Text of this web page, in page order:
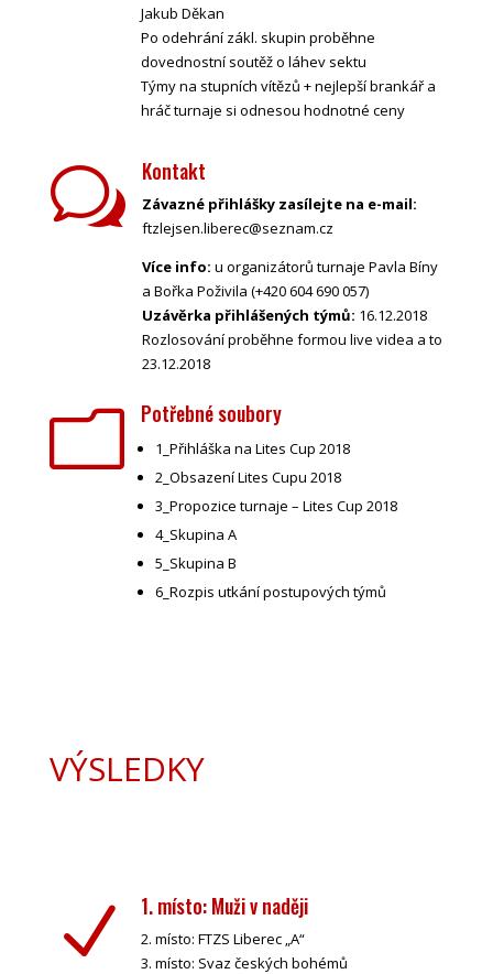
Jakub Děkan
Po odehrání zákl. skupin proběhne
dovednostní soutěž o láhev sektu
Týmy na stupních vítězů + nejlepší brankář a
hráč turnaje si odnesou hodnotné ceny
w Kontakt
Závazné přihlášky zasílejte na e-mail:
ftzlejsen.liberec@seznam.cz
Více info: u organizátorů turnaje Pavla Bíny
a Bořka Poživila (+420 604 690 057)
Uzávěrka přihlášených týmů: 16.12.2018
Rozlosování proběhne formou live videa a to
23.12.2018
m Potřebné soubory
1_Přihláška na Lites Cup 2018
2_Obsazení Lites Cupu 2018
3_Propozice turnaje – Lites Cup 2018
4_Skupina A
5_Skupina B
6_Rozpis utkání postupových týmů
VÝSLEDKY
N 1. místo: Muži v naději
2. místo: FTZS Liberec „A“
3. místo: Svaz českých bohémů